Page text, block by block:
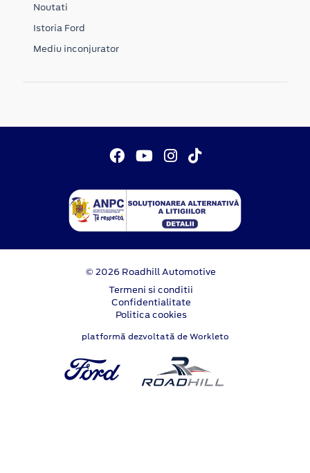
Noutati
Istoria Ford
Mediu inconjurator
© 2026 Roadhill Automotive
Termeni si conditii
Confidentialitate
Politica cookies
platformă dezvoltată de Workleto